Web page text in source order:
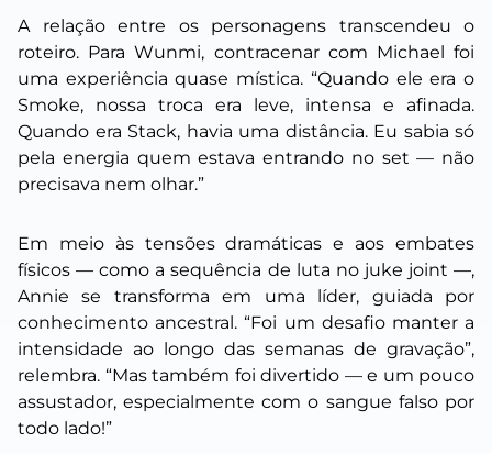
A relação entre os personagens transcendeu o
roteiro. Para Wunmi, contracenar com Michael foi
uma experiência quase mística. “Quando ele era o
Smoke, nossa troca era leve, intensa e afinada.
Quando era Stack, havia uma distância. Eu sabia só
pela energia quem estava entrando no set — não
precisava nem olhar.”
Em meio às tensões dramáticas e aos embates
físicos — como a sequência de luta no juke joint —,
Annie se transforma em uma líder, guiada por
conhecimento ancestral. “Foi um desafio manter a
intensidade ao longo das semanas de gravação”,
relembra. “Mas também foi divertido — e um pouco
assustador, especialmente com o sangue falso por
todo lado!”